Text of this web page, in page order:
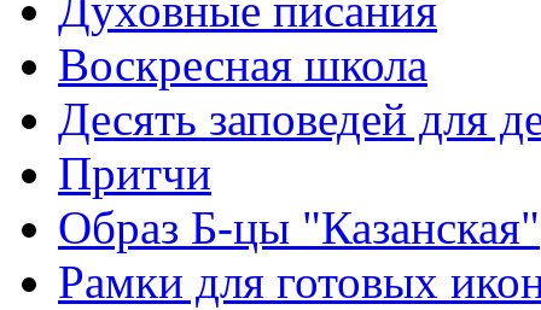
Духовные писания
Воскресная школа
Десять заповедей для
Притчи
Образ Б-цы "Казанская"
Рамки для готовых